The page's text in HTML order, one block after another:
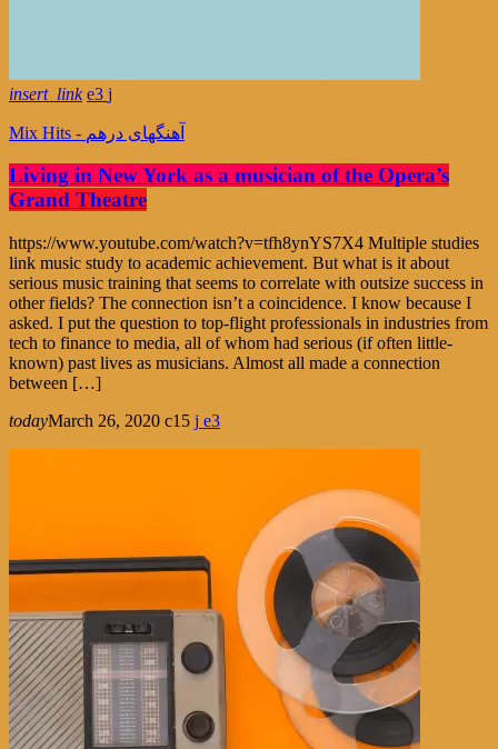
insert_link 3
Mix Hits - آهنگهای درهم
Living in New York as a musician of the Opera’s
Grand Theatre
https://www.youtube.com/watch?v=tfh8ynYS7X4 Multiple studies
link music study to academic achievement. But what is it about
serious music training that seems to correlate with outsize success in
other fields? The connection isn’t a coincidence. I know because I
asked. I put the question to top-flight professionals in industries from
tech to finance to media, all of whom had serious (if often little-
known) past lives as musicians. Almost all made a connection
between […]
todayMarch 26, 2020 15 3